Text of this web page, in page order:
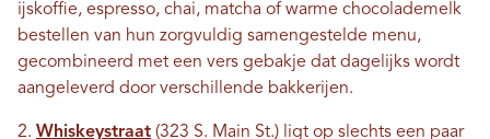
ijskoffie, espresso, chai, matcha of warme chocolademelk
bestellen van hun zorgvuldig samengestelde menu,
gecombineerd met een vers gebakje dat dagelijks wordt
aangeleverd door verschillende bakkerijen.
2. Whiskeystraat (323 S. Main St.) ligt op slechts een paar